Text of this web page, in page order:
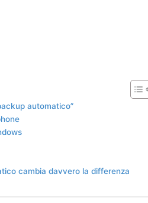
automatico”
cambia davvero la differenza